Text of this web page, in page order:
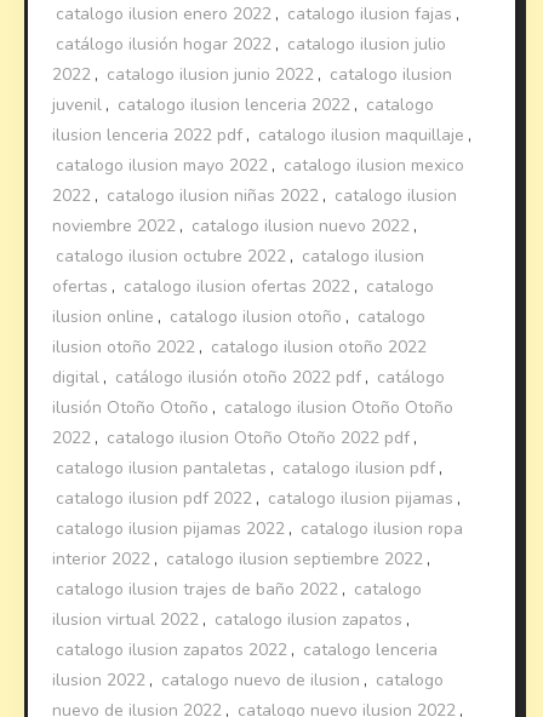
catalogo ilusion enero 2022 , catalogo ilusion fajas ,
catálogo ilusión hogar 2022 , catalogo ilusion julio
2022 , catalogo ilusion junio 2022 , catalogo ilusion
juvenil , catalogo ilusion lenceria 2022 , catalogo
ilusion lenceria 2022 pdf , catalogo ilusion maquillaje ,
catalogo ilusion mayo 2022 , catalogo ilusion mexico
2022 , catalogo ilusion niñas 2022 , catalogo ilusion
noviembre 2022 , catalogo ilusion nuevo 2022 ,
catalogo ilusion octubre 2022 , catalogo ilusion
ofertas , catalogo ilusion ofertas 2022 , catalogo
ilusion online , catalogo ilusion otoño , catalogo
ilusion otoño 2022 , catalogo ilusion otoño 2022
digital , catálogo ilusión otoño 2022 pdf , catálogo
ilusión Otoño Otoño , catalogo ilusion Otoño Otoño
2022 , catalogo ilusion Otoño Otoño 2022 pdf ,
catalogo ilusion pantaletas , catalogo ilusion pdf ,
catalogo ilusion pdf 2022 , catalogo ilusion pijamas ,
catalogo ilusion pijamas 2022 , catalogo ilusion ropa
interior 2022 , catalogo ilusion septiembre 2022 ,
catalogo ilusion trajes de baño 2022 , catalogo
ilusion virtual 2022 , catalogo ilusion zapatos ,
catalogo ilusion zapatos 2022 , catalogo lenceria
ilusion 2022 , catalogo nuevo de ilusion , catalogo
nuevo de ilusion 2022 , catalogo nuevo ilusion 2022 ,